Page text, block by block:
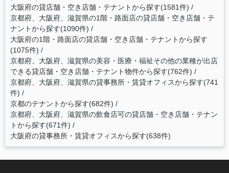
大阪府の貸店舗・空き店舗・テナントから探す(1581件)
京都府、大阪府、滋賀県の1階・路面店の貸店舗・空き店舗・テ
ナントから探す(1090件)
大阪府の1階・路面店の貸店舗・空き店舗・テナントから探す
(1075件)
京都府、大阪府、滋賀県の美容・医療・福祉その他の業種が出店
できる貸店舗・空き店舗・テナント物件から探す(762件)
京都府、大阪府、滋賀県の貸事務所・賃貸オフィスから探す(741
件)
京都のテナントから探す(682件)
京都府、大阪府、滋賀県の飲食店可の貸店舗・空き店舗・テナン
トから探す(671件)
大阪府の貸事務所・賃貸オフィスから探す(638件)